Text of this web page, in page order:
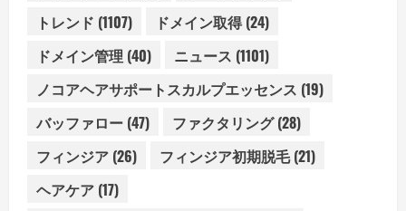
トレンド (1107) ドメイン取得(24)
ドメイン管理 (40) ニュース (1101)
ノコアヘアサポートスカルプエッセンス (19)
バッファロー (47) ファクタリング(28)
フィンジア (26) フィンジア初期脱毛(21)
ヘアケア (17)